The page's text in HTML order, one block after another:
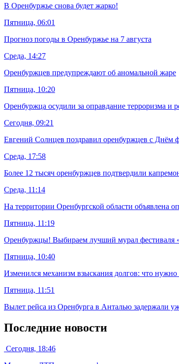
В Оренбуржье снова будет жарко!
Пятница, 06:01
Прогноз погоды в Оренбуржье на 7 августа
Среда, 14:27
Оренбуржцев предупреждают об аномальной жаре
Пятница, 10:20
Оренбуржца осудили за оправдание терроризма и
Сегодня, 09:21
Евгений Солнцев поздравил оренбуржцев с Днём
Среда, 17:58
Более 12 тысяч оренбуржцев подтвердили
Среда, 11:14
На территории Оренбургской области объявлена
Пятница, 11:19
Оренбуржцы! Выбираем лучший мурал
Пятница, 10:40
Изменился механизм взыскания долгов: что нужно
Пятница, 11:51
Вылет рейса из Оренбурга в Анталью задержали
Последние новости
Сегодня, 18:46